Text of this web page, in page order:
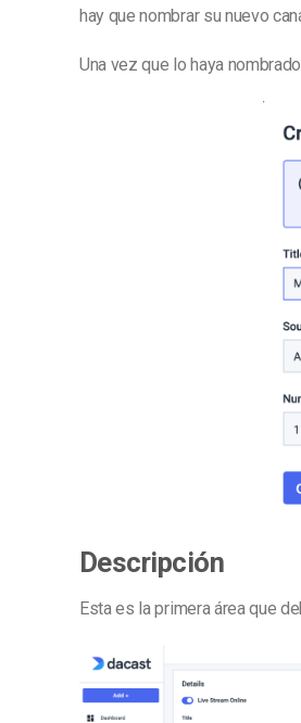
hay que nombrar su nuevo
Una vez que lo haya
Descripción
Esta es la primera área que